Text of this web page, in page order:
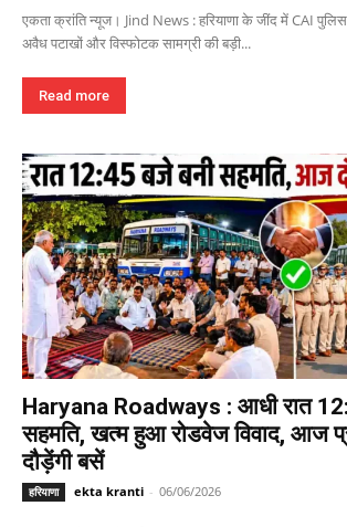
एकता क्रांति न्यूज। Jind News : हरियाणा के जींद में CAI पुलिस
अवैध पटाखों और विस्फोटक सामग्री की बड़ी...
Read more
Haryana Roadways : आधी रात
सहमति, खत्म हुआ रोडवेज विवाद, आज
दौड़ेंगी बसें
हरियाणा ekta kranti - 06/06/2026